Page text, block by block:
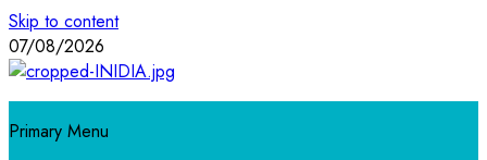
Skip to content
07/08/2026
Primary Menu